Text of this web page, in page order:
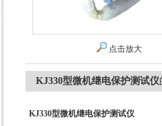
点击放大
KJ330型微机继电保护测试仪
KJ330型微机继电保护测试仪